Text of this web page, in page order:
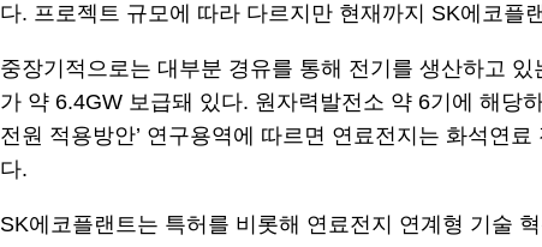
다. 프로젝트 규모에 따라 다르지만 현재까지 SK에코
중장기적으로는 대부분 경유를 통해 전기를 생산하고
가 약 6.4GW 보급돼 있다. 원자력발전소 약 6기에 해당
전원 적용방안’ 연구용역에 따르면 연료전지는 화석연
다.
SK에코플랜트는 특허를 비롯해 연료전지 연계형 기술